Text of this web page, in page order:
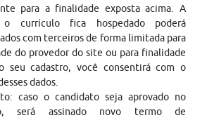
para a finalidade exposta acima. A
o currículo fica hospedado poderá
com terceiros de forma limitada para
do provedor do site ou para finalidade
seu cadastro, você consentirá com o
dados.
caso o candidato seja aprovado no
será assinado novo termo de